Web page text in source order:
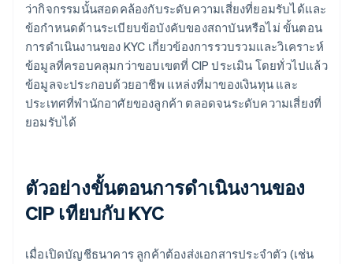
ว่ากิจกรรมนั้นสอดคล้องกับระดับความเสี่ยงที่ยอมรับได้และ
ข้อกำหนดด้านระเบียบข้อบังคับของสถาบันหรือไม่ ขั้นตอน
การดำเนินงานของ KYC เกี่ยวข้องการรวบรวมและวิเคราะห์
ข้อมูลที่ครอบคลุมกว่าขอบเขตที่ CIP ประเมิน โดยทั่วไปแล้ว
ข้อมูลจะประกอบด้วยอาชีพ แหล่งที่มาของเงินทุน และ
ประเทศที่พำนักอาศัยของลูกค้า ตลอดจนระดับความเสี่ยงที่
ยอมรับได้
ตัวอย่างขั้นตอนการดำเนินงานของ
CIP เทียบกับ KYC
เมื่อเปิดบัญชีธนาคาร ลูกค้าต้องส่งเอกสารประจำตัว (เช่น